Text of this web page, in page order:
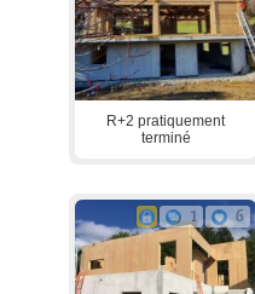
R+2 pratiquement
terminé
1 6